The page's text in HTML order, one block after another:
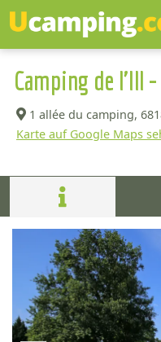
Camping de l'Ill
1 allée du camping,
Karte auf Google Maps